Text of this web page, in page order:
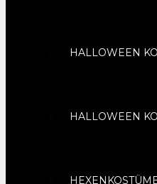
HALLOWEEN
HALLOWEEN